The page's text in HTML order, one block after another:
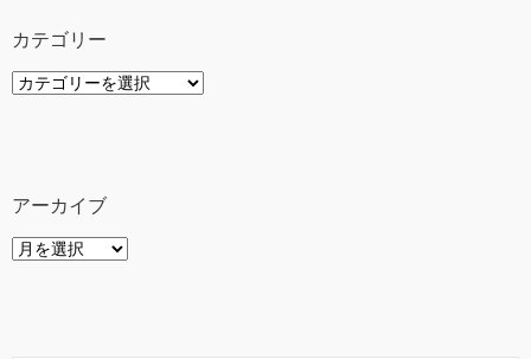
カテゴリー
カ
アーカイブ
ア